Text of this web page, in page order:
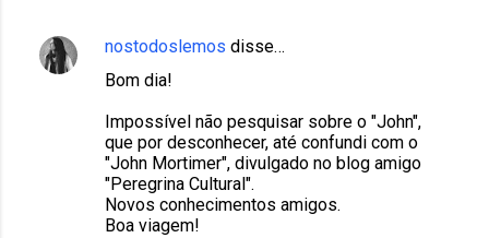
nostodoslemos disse…
Bom dia!
Impossível não pesquisar sobre o "John",
que por desconhecer, até confundi com o
"John Mortimer", divulgado no blog amigo
"Peregrina Cultural".
Novos conhecimentos amigos.
Boa viagem!